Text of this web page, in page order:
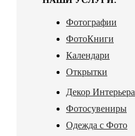
Фотографии
ФотоКниги
Календари
Открытки
Декор Интерьера
Фотосувениры
Одежда с Фото